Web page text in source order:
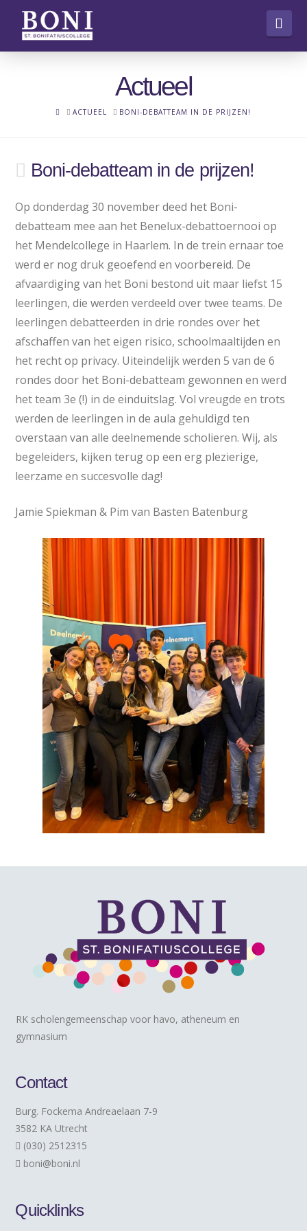
Actueel
HOME
ACTUEEL BONI-DEBATTEAM IN DE PRIJZEN!
Boni-debatteam in de prijzen!
Op donderdag 30 november deed het Boni-
debatteam mee aan het Benelux-debattoernooi op
het Mendelcollege in Haarlem. In de trein ernaar toe
werd er nog druk geoefend en voorbereid. De
afvaardiging van het Boni bestond uit maar liefst 15
leerlingen, die werden verdeeld over twee teams. De
leerlingen debatteerden in drie rondes over het
afschaffen van het eigen risico, schoolmaaltijden en
het recht op privacy. Uiteindelijk werden 5 van de 6
rondes door het Boni-debatteam gewonnen en werd
het team 3e (!) in de einduitslag. Vol vreugde en trots
werden de leerlingen in de aula gehuldigd ten
overstaan van alle deelnemende scholieren. Wij, als
begeleiders, kijken terug op een erg plezierige,
leerzame en succesvolle dag!
Jamie Spiekman & Pim van Basten Batenburg
RK scholengemeenschap voor havo, atheneum en
gymnasium
Contact
Burg. Fockema Andreaelaan 7-9
3582 KA Utrecht
(030) 2512315
boni@boni.nl
Quicklinks